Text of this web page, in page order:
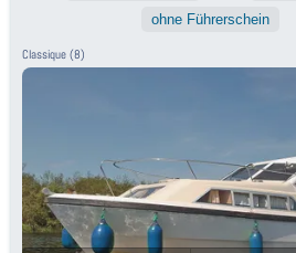
ohne Führerschein
Classique (8)